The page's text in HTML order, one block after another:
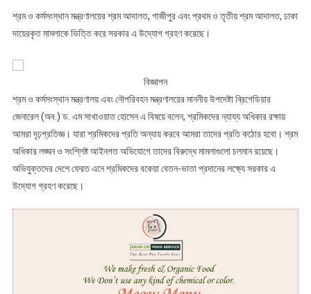
শ্রম ও কর্মসংস্থান মন্ত্রণালয়ের শ্রম আদালত, গাজীপুর এবং প্রথম ও তৃতীয় শ্রম আদালত, ঢাকা
দায়েরকৃত মামলাকে ভিত্তি করে সরকার এ উদ্যোগ গ্রহণ করেছে।
বিজ্ঞাপন
শ্রম ও কর্মসংস্থান মন্ত্রণালয় এবং নৌপরিবহন মন্ত্রণালয়ের মাননীয় উপদেষ্টা ব্রিগেডিয়ার
জেনারেল (অব.) ড. এম সাখাওয়াত হোসেন এ বিষয়ে বলেন, শ্রমিকদের ন্যায্য অধিকার রক্ষায়
আমরা দৃঢ়প্রতিজ্ঞ। যারা শ্রমিকদের প্রতি অন্যায় করবে আমরা তাদের প্রতি কঠোর হবো। শ্রম
অধিকার লঙ্ঘন ও সংশ্লিষ্ট আইনগত অভিযোগে তাদের বিরুদ্ধে মামলাগুলো চলমান রয়েছে।
অভিযুক্তদের দেশে ফেরত এনে শ্রমিকদের বকেয়া বেতন-ভাতা প্রদানের লক্ষ্যে সরকার এ
উদ্যোগ গ্রহণ করেছে।